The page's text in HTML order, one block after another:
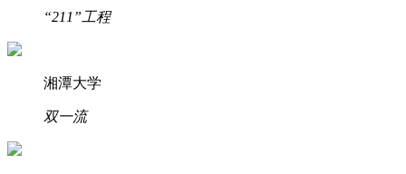
“211”工程
湘潭大学
双一流